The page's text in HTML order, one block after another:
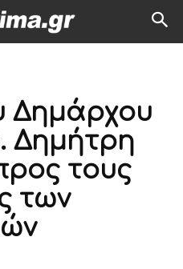
Δημάρχου
Δημήτρη
τους
των